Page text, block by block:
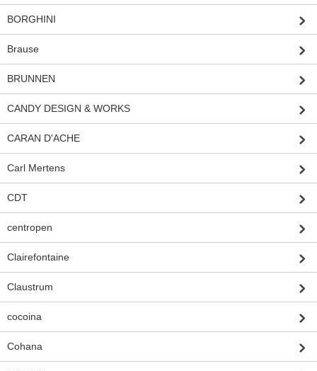
BORGHINI
Brause
BRUNNEN
CANDY DESIGN & WORKS
CARAN D'ACHE
Carl Mertens
CDT
centropen
Clairefontaine
Claustrum
cocoina
Cohana